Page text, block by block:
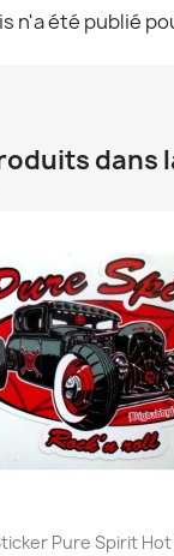
n'a été publié
dans
Pure Spirit Hot